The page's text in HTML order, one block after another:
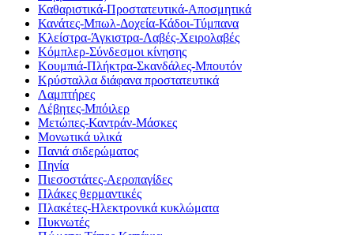
Καθαριστικά-Προστατευτικά-Αποσμητικά
Κανάτες-Μπωλ-Δοχεία-Κάδοι-Τύμπανα
Κλείστρα-Άγκιστρα-Λαβές-Χειρολαβές
Κόμπλερ-Σύνδεσμοι κίνησης
Κουμπιά-Πλήκτρα-Σκανδάλες-Μπουτόν
Κρύσταλλα διάφανα προστατευτικά
Λαμπτήρες
Λέβητες-Μπόιλερ
Μετώπες-Καντράν-Μάσκες
Μονωτικά υλικά
Πανιά σιδερώματος
Πηνία
Πιεσοστάτες-Αεροπαγίδες
Πλάκες θερμαντικές
Πλακέτες-Ηλεκτρονικά κυκλώματα
Πυκνωτές